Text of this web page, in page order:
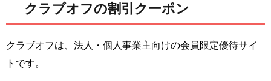
クラブオフの割引クーポン
クラブオフは、法人・個人事業主向けの会員限定優待サイ
トです。